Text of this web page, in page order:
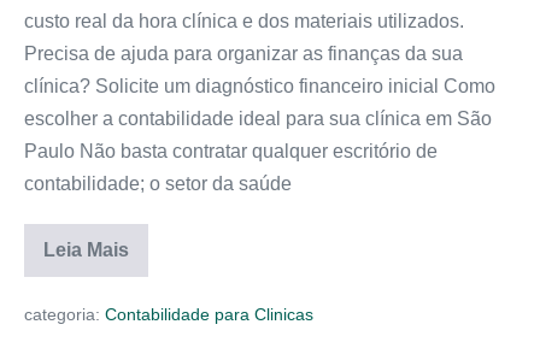
custo real da hora clínica e dos materiais utilizados.
Precisa de ajuda para organizar as finanças da sua
clínica? Solicite um diagnóstico financeiro inicial Como
escolher a contabilidade ideal para sua clínica em São
Paulo Não basta contratar qualquer escritório de
contabilidade; o setor da saúde
Leia Mais
categoria: Contabilidade para Clinicas